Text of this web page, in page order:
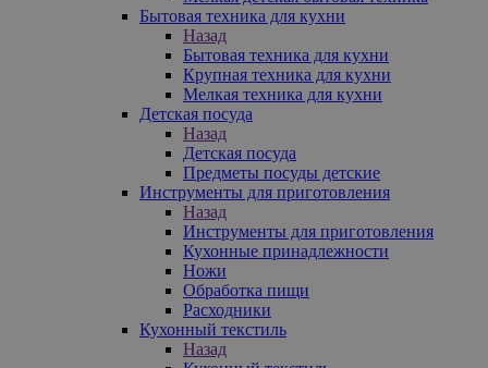
Бытовая техника для кухни
Назад
Бытовая техника для кухни
Крупная техника для кухни
Мелкая техника для кухни
Детская посуда
Назад
Детская посуда
Предметы посуды детские
Инструменты для приготовления
Назад
Инструменты для приготовления
Кухонные принадлежности
Ножи
Обработка пищи
Расходники
Кухонный текстиль
Назад